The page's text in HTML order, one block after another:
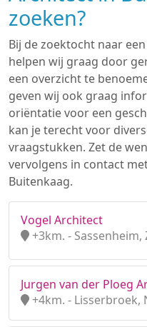
zoeken?
Bij de zoektocht naar
helpen wij graag door
een overzicht te
geven wij ook graag
oriëntatie voor een
kan je terecht voor
vraagstukken. Zet de
vervolgens in contact
Buitenkaag.
Vogel Architect
+3km. -
Jurgen van der Ploeg
+4km. - Lisserbroek,